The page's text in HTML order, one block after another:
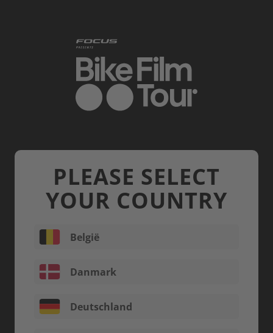
PLEASE SELECT
YOUR COUNTRY
België
Danmark
Deutschland